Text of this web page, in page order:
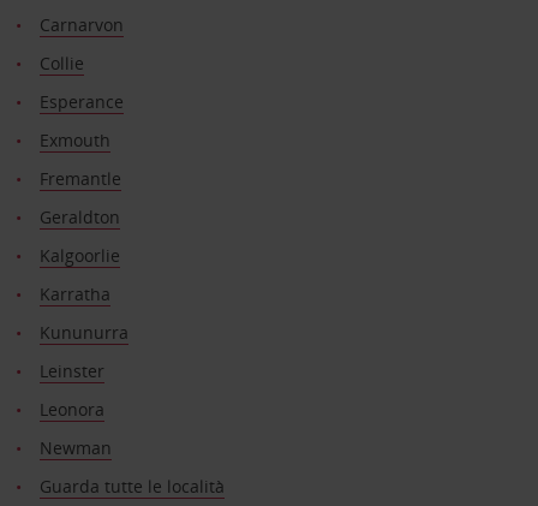
Carnarvon
Collie
Esperance
Exmouth
Fremantle
Geraldton
Kalgoorlie
Karratha
Kununurra
Leinster
Leonora
Newman
Guarda tutte le località